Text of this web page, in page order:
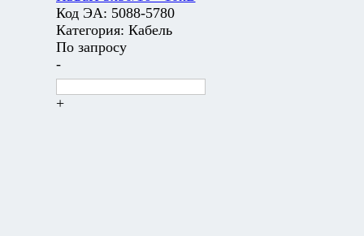
Код ЭА: 5088-5780
Категория: Кабель
По запросу
-
+